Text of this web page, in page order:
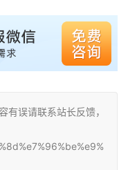
有误请联系站长反馈，